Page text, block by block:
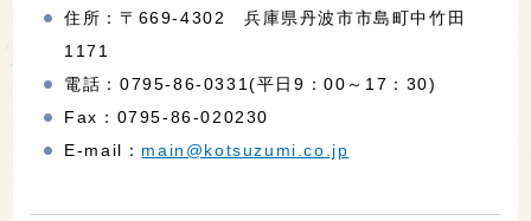
住所：〒669-4302 兵庫県丹波市市島町中竹田
1171
電話：0795-86-0331(平日9：00～17：30)
Fax：0795-86-020230
E-mail： main@kotsuzumi.co.jp